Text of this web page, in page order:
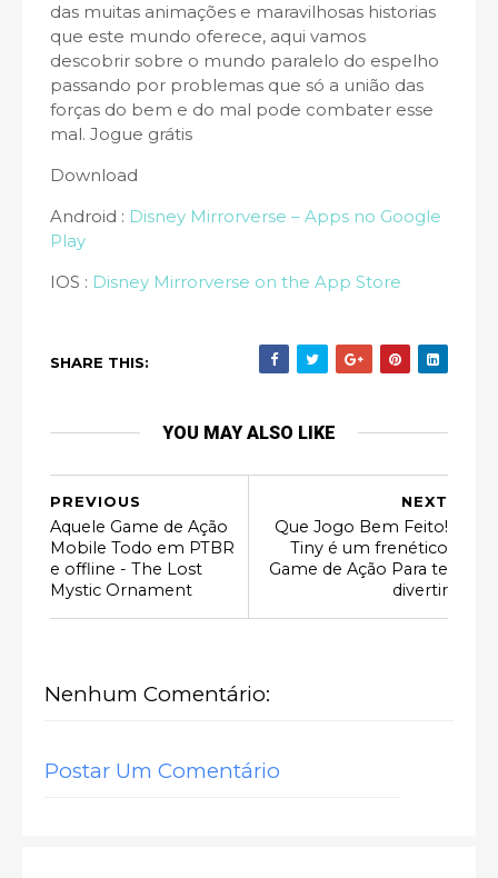
das muitas animações e maravilhosas historias
que este mundo oferece, aqui vamos
descobrir sobre o mundo paralelo do espelho
passando por problemas que só a união das
forças do bem e do mal pode combater esse
mal. Jogue grátis
Download
Android : Disney Mirrorverse – Apps no Google
Play
IOS : Disney Mirrorverse on the App Store
SHARE THIS:
YOU MAY ALSO LIKE
NEXT
Que Jogo Bem Feito!
Tiny é um frenético
Game de Ação Para te
divertir
PREVIOUS
Aquele Game de Ação
Mobile Todo em PTBR
e offline - The Lost
Mystic Ornament
Nenhum Comentário:
Postar Um Comentário